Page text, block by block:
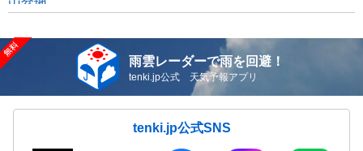
雨雲レーダーで雨を回避！
tenki.jp公式 天気予報アプリ
tenki.jp公式SNS